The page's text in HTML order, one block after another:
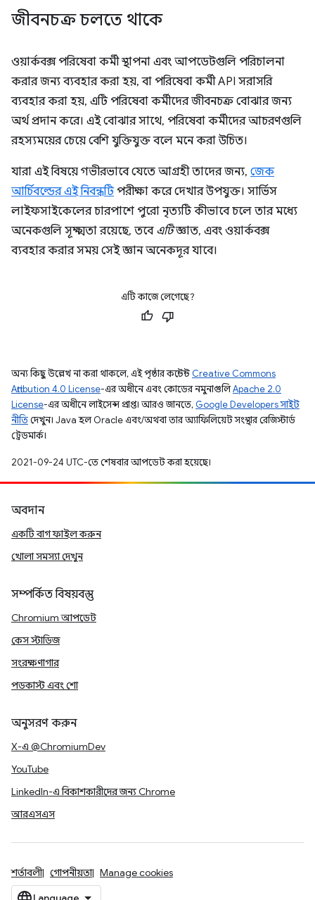
জীবনচক্র চলতে থাকে
ওয়ার্কবক্স পরিষেবা কর্মী স্থাপনা এবং আপডেটগুলি পরিচালনা
করার জন্য ব্যবহার করা হয়, বা পরিষেবা কর্মী API সরাসরি
ব্যবহার করা হয়, এটি পরিষেবা কর্মীদের জীবনচক্র বোঝার জন্য
অর্থ প্রদান করে। এই বোঝার সাথে, পরিষেবা কর্মীদের আচরণগুলি
রহস্যময়ের চেয়ে বেশি যুক্তিযুক্ত বলে মনে করা উচিত।
যারা এই বিষয়ে গভীরভাবে যেতে আগ্রহী তাদের জন্য, জেক
আর্চিবল্ডের এই নিবন্ধটিপরীক্ষা করে দেখার উপযুক্ত। সার্ভিস
লাইফসাইকেলের চারপাশে পুরো নৃত্যটি কীভাবে চলে তার মধ্যে
অনেকগুলি সূক্ষ্মতা রয়েছে, তবে এটিজ্ঞাত, এবং ওয়ার্কবক্স
ব্যবহার করার সময় সেই জ্ঞান অনেকদূর যাবে।
এটি কাজে লেগেছে?
অন্য কিছু উল্লেখ না করা থাকলে, এই পৃষ্ঠার কন্টেন্ট Creative Commons
Attribution 4.0 License-এর অধীনে এবং কোডের নমুনাগুলিApache 2.0
License-এর অধীনে লাইসেন্স প্রাপ্ত। আরও জানতে, Google Developers সাইট
নীতিদেখুন। Java হল Oracle এবং/অথবা তার অ্যাফিলিয়েট সংস্থার রেজিস্টার্ড
ট্রেডমার্ক।
2021-09-24 UTC-তে শেষবার আপডেট করা হয়েছে।
অবদান
একটি বাগ ফাইল করুন
খোলা সমস্যা দেখুন
সম্পর্কিত বিষয়বস্তু
Chromium আপডেট
কেস স্টাডিজ
সংরক্ষণাগার
পডকাস্ট এবং শো
অনুসরণ করুন
X-এ @ChromiumDev
YouTube
LinkedIn-এ বিকাশকারীদের জন্য Chrome
আরএসএস
শর্তাবলী গোপনীয়তা Manage cookies